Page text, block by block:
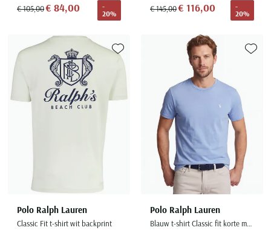
€ 105,00€ 84,00
-
20%
€ 145,00€ 116,00
-
20%
Polo Ralph Lauren
Classic Fit t-shirt wit backprint
Toevoegen aan favorieten
Polo Ralph Lauren
Blauw t-shirt Classic fit korte mouw